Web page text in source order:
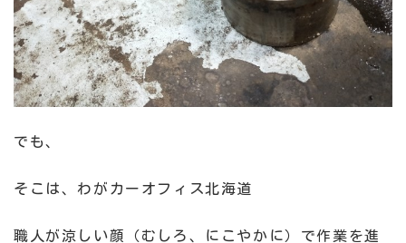
でも、
そこは、わがカーオフィス北海道
職人が涼しい顔（むしろ、にこやかに）で作業を進